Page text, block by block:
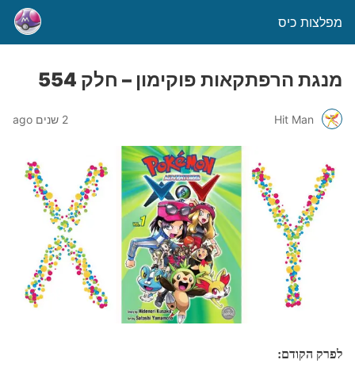
מפלצות כיס
מנגת הרפתקאות פוקימון – חלק 554
Hit Man 2 שנים ago
לפרק הקודם: